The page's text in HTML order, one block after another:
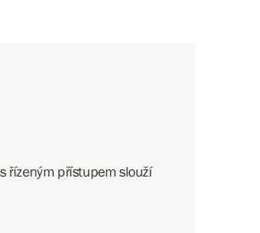
řízeným přístupem slouží